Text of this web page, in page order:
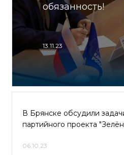
обязанность!
13.11.23
В Брянске обсудили
партийного проекта
06.10.23